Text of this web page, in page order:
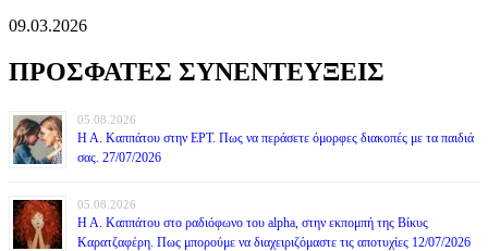
09.03.2026
ΠΡΟΣΦΑΤΕΣ ΣΥΝΕΝΤΕΥΞΕΙΣ
05.08.2026
Η Α. Καππάτου στην ΕΡΤ. Πως να περάσετε όμορφες διακοπές με τα παιδιά
σας. 27/07/2026
05.08.2026
Η Α. Καππάτου στο ραδιόφωνο του alpha, στην εκπομπή της Βίκυς
Καρατζαφέρη. Πως μπορούμε να διαχειριζόμαστε τις αποτυχίες 12/07/2026